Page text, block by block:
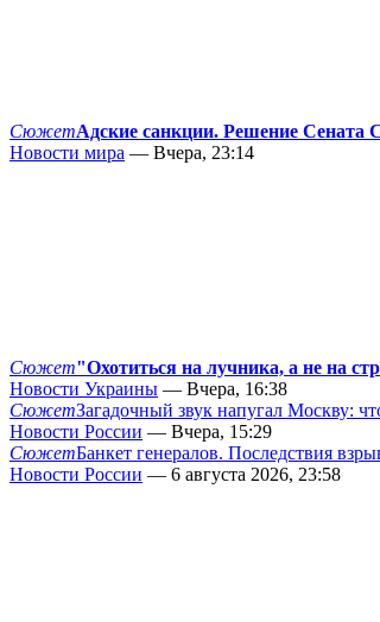
СюжетАдские санкции. Решение
Новости мира — Вчера, 23:14
Сюжет"Охотиться на лучника, а не на
Новости Украины — Вчера, 16:38
СюжетЗагадочный звук напугал Москву:
Новости России — Вчера, 15:29
СюжетБанкет генералов. Последствия
Новости России — 6 августа 2026, 23:58